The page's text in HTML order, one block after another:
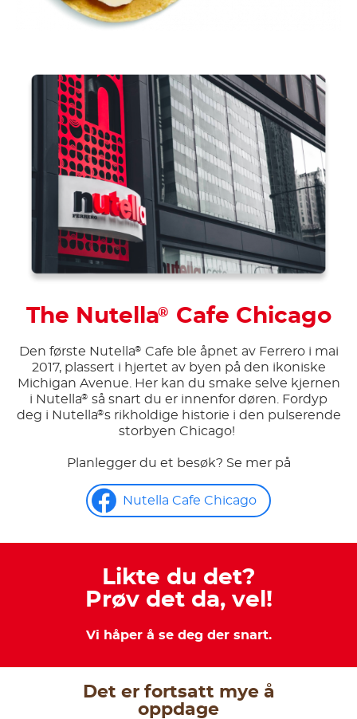
The Nutella® Cafe Chicago
Den første Nutella® Cafe ble åpnet av Ferrero i mai
2017, plassert i hjertet av byen på den ikoniske
Michigan Avenue. Her kan du smake selve kjernen
i Nutella® så snart du er innenfor døren. Fordyp
deg i Nutella®s rikholdige historie i den pulserende
storbyen Chicago!
Planlegger du et besøk? Se mer på
Nutella Cafe Chicago
Likte du det?
Prøv det da, vel!
Vi håper å se deg der snart.
Det er fortsatt mye å
oppdage